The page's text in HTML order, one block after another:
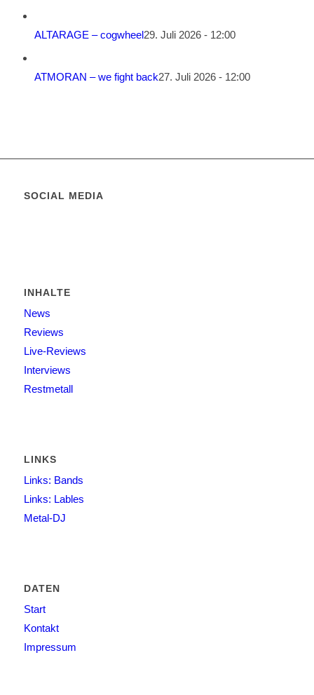
ALTARAGE – cogwheel29. Juli 2026 - 12:00
ATMORAN – we fight back27. Juli 2026 - 12:00
SOCIAL MEDIA
INHALTE
News
Reviews
Live-Reviews
Interviews
Restmetall
LINKS
Links: Bands
Links: Lables
Metal-DJ
DATEN
Start
Kontakt
Impressum